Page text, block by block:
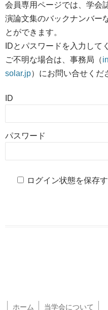
会員専用ページでは、学会
演論文集のバックナンバー
とができます。
IDとパスワードを入力して
ご不明な場合は、事務局（
solar.jp）にお問い合せくだ
ID
パスワード
ログイン状態を保存
ホーム 当学会について